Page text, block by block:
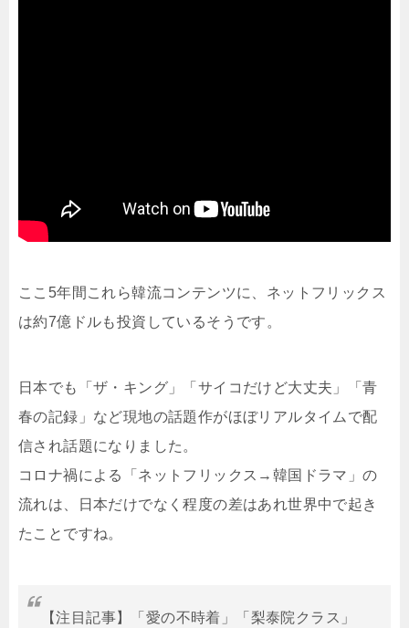
ここ5年間これら韓流コンテンツに、ネットフリックス
は約7億ドルも投資しているそうです。
日本でも「ザ・キング」「サイコだけど大丈夫」「青
春の記録」など現地の話題作がほぼリアルタイムで配
信され話題になりました。
コロナ禍による「ネットフリックス→韓国ドラマ」の
流れは、日本だけでなく程度の差はあれ世界中で起き
たことですね。
【注目記事】「愛の不時着」「梨泰院クラス」